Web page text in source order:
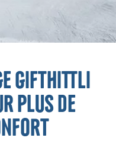
Gifthittli
plus de